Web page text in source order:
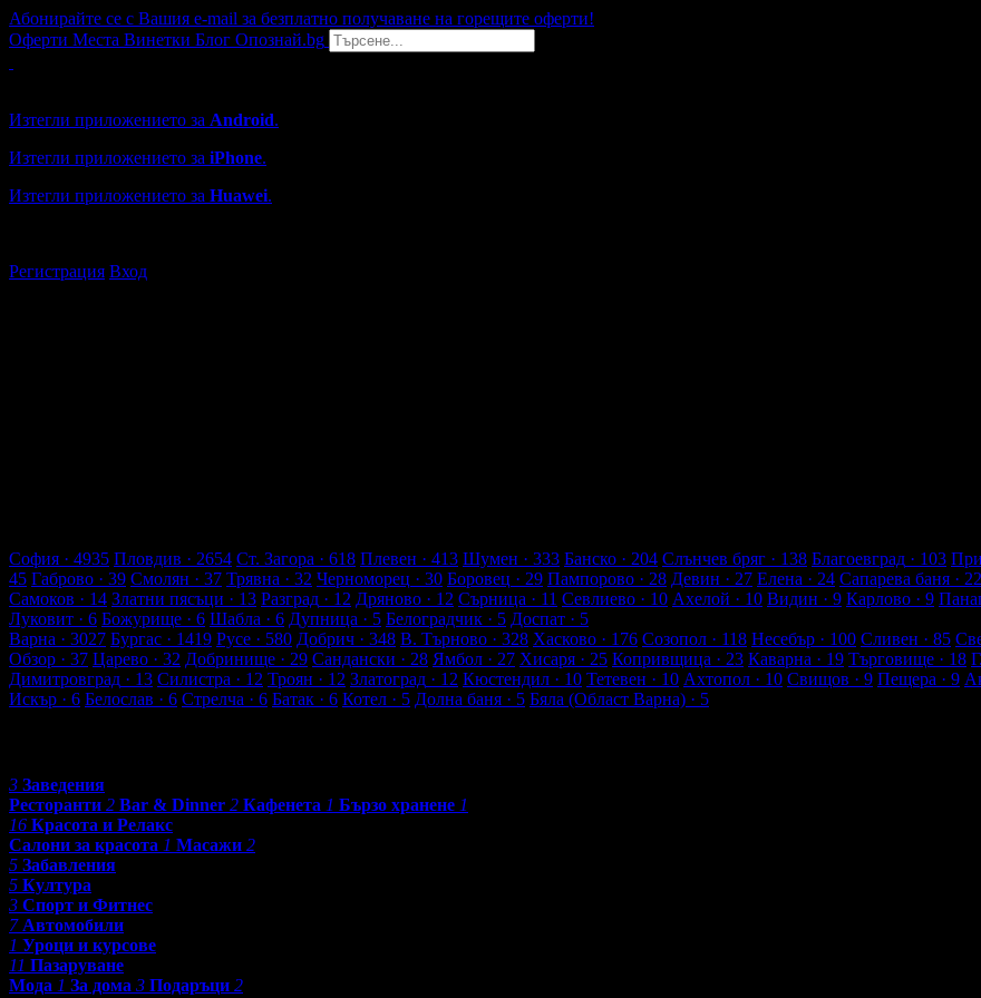
Абонирайте се с Вашия e-mail за безплатно получаване на горещите оферти!
Оферти Места Винетки Блог Опознай.bg
Изтегли приложението за Android.
Изтегли приложението за iPhone.
Изтегли приложението за Huawei.
Регистрация Вход
София · 4935 Пловдив · 2654 Ст. Загора · 618 Плевен · 413 Шумен · 333 Банско · 204 Слънчев бряг · 138 Благоевград · 103
45 Габрово · 39 Смолян · 37 Трявна · 32 Черноморец · 30 Боровец · 29 Пампорово · 28 Девин · 27 Елена · 24 Сапарева баня · 22
Самоков · 14 Златни пясъци · 13 Разград · 12 Дряново · 12 Сърница · 11 Севлиево · 10 Ахелой · 10 Видин · 9 Карлово · 9
Луковит · 6 Божурище · 6 Шабла · 6 Дупница · 5 Белоградчик · 5 Доспат · 5
Варна · 3027 Бургас · 1419 Русе · 580 Добрич · 348 В. Търново · 328 Хасково · 176 Созопол · 118 Несебър · 100 Сливен · 85
Обзор · 37 Царево · 32 Добринище · 29 Сандански · 28 Ямбол · 27 Хисаря · 25 Копривщица · 23 Каварна · 19 Търговище · 18
Димитровград · 13 Силистра · 12 Троян · 12 Златоград · 12 Кюстендил · 10 Тетевен · 10 Ахтопол · 10 Свищов · 9 Пещера · 9
Искър · 6 Белослав · 6 Стрелча · 6 Батак · 6 Котел · 5 Долна баня · 5 Бяла (Област Варна) · 5
3 Заведения
Ресторанти 2 Bar & Dinner 2 Кафенета 1 Бързо хранене 1
16 Красота и Релакс
Салони за красота 1 Масажи 2
5 Забавления
5 Култура
3 Спорт и Фитнес
7 Автомобили
1 Уроци и курсове
11 Пазаруване
Мода 1 За дома 3 Подаръци 2